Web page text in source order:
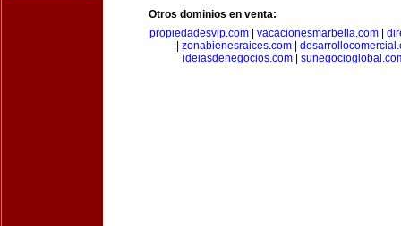
Otros dominios en venta:
propiedadesvip.com
vacacionesmarbella.com
zonabienesraices.com
ideiasdenegocios.com|